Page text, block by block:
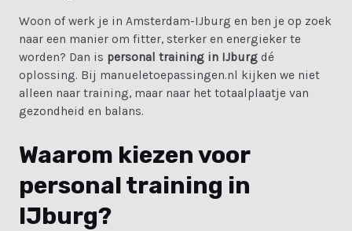
Woon of werk je in Amsterdam-IJburg en ben je op zoek
naar een manier om fitter, sterker en energieker te
worden? Dan is personal training in IJburgdé
oplossing. Bij manueletoepassingen.nl kijken we niet
alleen naar training, maar naar het totaalplaatje van
gezondheid en balans.
Waarom kiezen voor
personal training in
IJburg?